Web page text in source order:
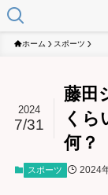
ホーム スポーツ
藤田
くら
何？
2024
7/31
スポーツ 2024